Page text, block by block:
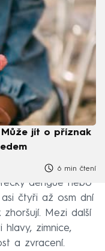
jít o příznak
6 min čtení
dengue nebo
asi čtyři až osm dní
Mezi další
hlavy, zimnice,
a zvracení.